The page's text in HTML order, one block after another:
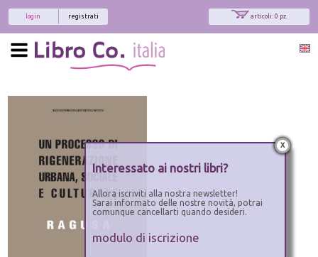
articoli: 0 pz.
registrati
login
x
Interessato ai nostri libri?
Allora iscriviti alla nostra newsletter!
Sarai informato delle nostre novità, potrai
comunque cancellarti quando desideri.
modulo di iscrizione